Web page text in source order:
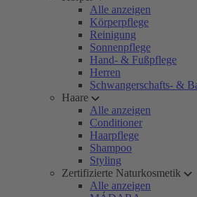
Alle anzeigen
Körperpflege
Reinigung
Sonnenpflege
Hand- & Fußpflege
Herren
Schwangerschafts- &
Haare
Alle anzeigen
Conditioner
Haarpflege
Shampoo
Styling
Zertifizierte Naturkosmetik
Alle anzeigen